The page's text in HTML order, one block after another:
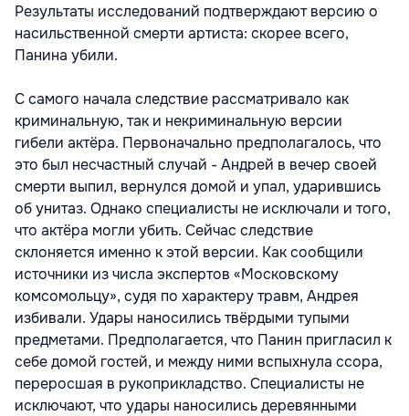
Результаты исследований подтверждают версию о
насильственной смерти артиста: скорее всего,
Панина убили.
С самого начала следствие рассматривало как
криминальную, так и некриминальную версии
гибели актёра. Первоначально предполагалось, что
это был несчастный случай - Андрей в вечер своей
смерти выпил, вернулся домой и упал, ударившись
об унитаз. Однако специалисты не исключали и того,
что актёра могли убить. Сейчас следствие
склоняется именно к этой версии. Как сообщили
источники из числа экспертов «Московскому
комсомольцу», судя по характеру травм, Андрея
избивали. Удары наносились твёрдыми тупыми
предметами. Предполагается, что Панин пригласил к
себе домой гостей, и между ними вспыхнула ссора,
переросшая в рукоприкладство. Специалисты не
исключают, что удары наносились деревянными